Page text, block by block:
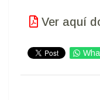
Ver aquí